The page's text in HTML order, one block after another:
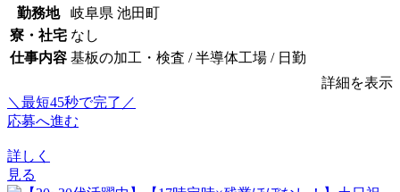
勤務地
岐阜県 池田町
寮・社宅 なし
仕事内容 基板の加工・検査 / 半導体工場 / 日勤
詳細を表示
＼最短45秒で完了／
応募へ進む
詳しく
見る